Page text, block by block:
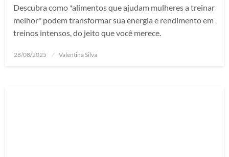
Descubra como *alimentos que ajudam mulheres a treinar
melhor* podem transformar sua energia e rendimento em
treinos intensos, do jeito que você merece.
Posted
28/08/2025 Valentina Silva